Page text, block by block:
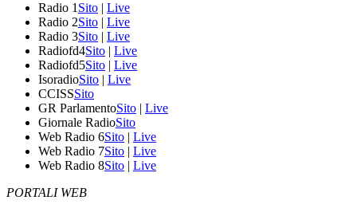
Radio 1 Sito | Live
Radio 2Sito | Live
Radio 3Sito | Live
Radiofd4Sito | Live
Radiofd5Sito | Live
IsoradioSito | Live
CCISSSito
GR ParlamentoSito | Live
Giornale RadioSito
Web Radio 6Sito | Live
Web Radio 7Sito | Live
Web Radio 8Sito | Live
PORTALI WEB